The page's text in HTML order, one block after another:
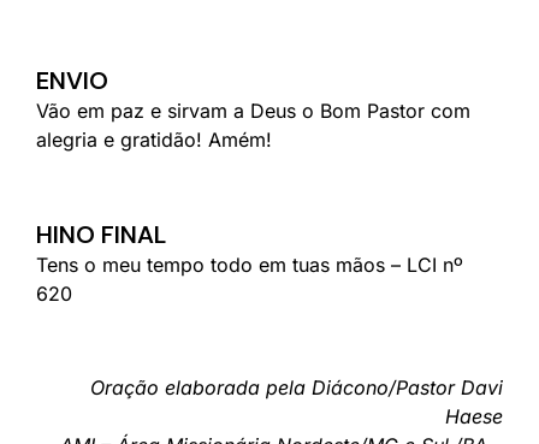
ENVIO
Vão em paz e sirvam a Deus o Bom Pastor com
alegria e gratidão! Amém!
HINO FINAL
Tens o meu tempo todo em tuas mãos – LCI nº
620
Oração elaborada pela Diácono/Pastor Davi
Haese